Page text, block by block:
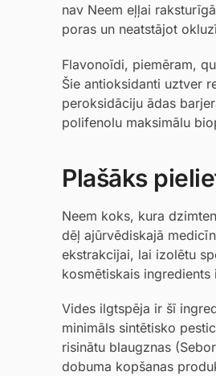
nav Neem eļļai
poras un neatstājot
Flavonoīdi, piemēram,
Šie antioksidanti uztver
peroksidāciju ādas
polifenolu maksimālu
Plašāks
Neem koks, kura
dēļ ajūrvēdiskajā
ekstrakcijai, lai izolētu
kosmētiskais
Vides ilgtspēja ir šī
minimāls sintētisko
risinātu blaugznas
dobuma kopšanas